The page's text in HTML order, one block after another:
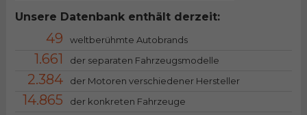
Unsere Datenbank enthält derzeit:
49 weltberühmte Autobrands
1.661 der separaten Fahrzeugsmodelle
2.384 der Motoren verschiedener Hersteller
14.865 der konkreten Fahrzeuge